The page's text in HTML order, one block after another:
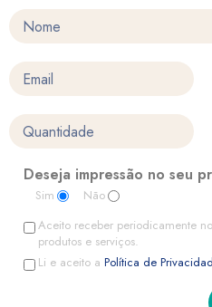
Deseja impressão no seu
Sim
Não
Aceito receber periodicamente
produtos e serviços.
Li e aceito a Política de